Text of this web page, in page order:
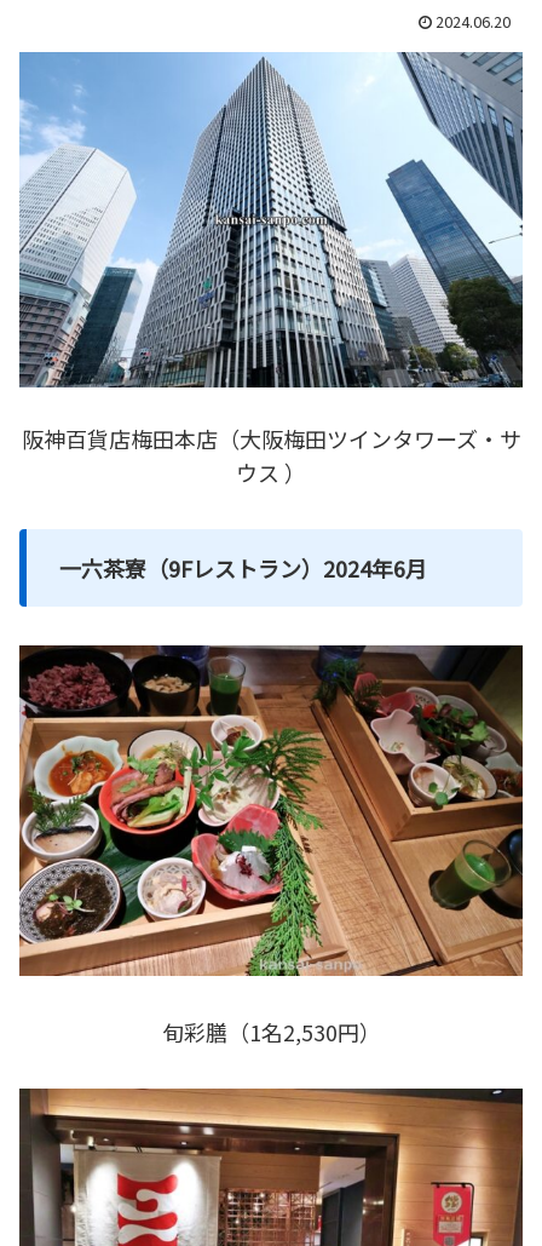
2024.06.20
阪神百貨店梅田本店（大阪梅田ツインタワーズ・サ
ウス ）
一六茶寮（9Fレストラン）2024年6月
旬彩膳（1名2,530円）